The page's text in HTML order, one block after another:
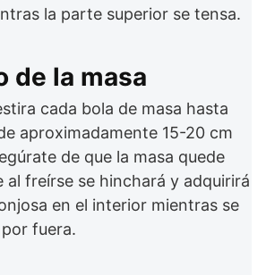
la parte superior se tensa.
de la masa
cada bola de masa hasta
aproximadamente 15-20 cm
de que la masa quede
al freírse se hinchará y adquirirá
en el interior mientras se
fuera.